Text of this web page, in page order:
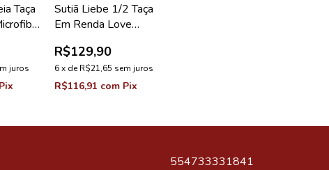
Taça
juros
Pix
Sutiã Liebe 1/2 Taça
Em Renda Love
R$129,90
6 x deR$21,65 sem juros
R$116,91 com Pix
554733331841